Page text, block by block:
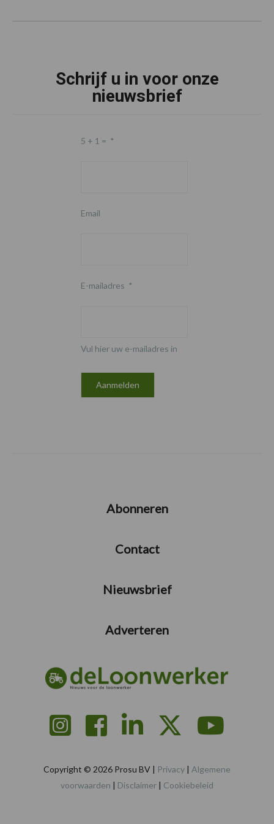
Schrijf u in voor onze
nieuwsbrief
5 + 1 = *
Email
E-mailadres *
Vul hier uw e-mailadres in
Abonneren
Contact
Nieuwsbrief
Adverteren
Copyright © 2026 Prosu BV | Privacy | Algemene
voorwaarden | Disclaimer | Cookiebeleid